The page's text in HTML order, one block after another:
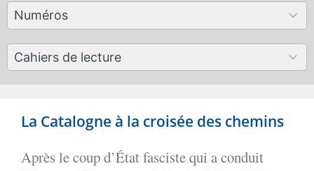
Numéros
179
results
Cahiers de lecture
50
results
La Catalogne à la croisée des chemins
Après le coup d’État fasciste qui a conduit